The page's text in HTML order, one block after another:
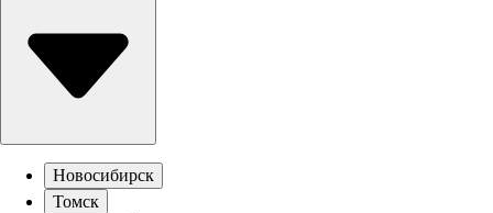
Новосибирск
Томск